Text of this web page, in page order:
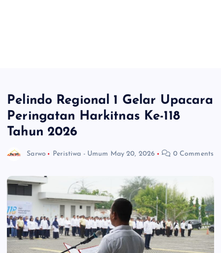
Pelindo Regional 1 Gelar Upacara
Peringatan Harkitnas Ke-118
Tahun 2026
Sarwo Peristiwa - Umum May 20, 2026 0 Comments